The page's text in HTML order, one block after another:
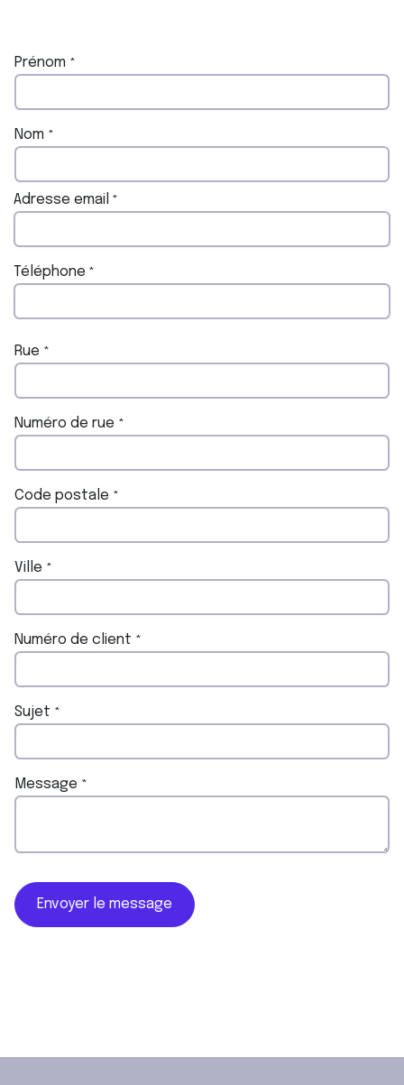
Prénom *
Nom *
Adresse email *
Téléphone *
Rue *
Numéro de rue *
Code postale *
Ville *
Numéro de client *
Sujet *
Message *
Envoyer le message